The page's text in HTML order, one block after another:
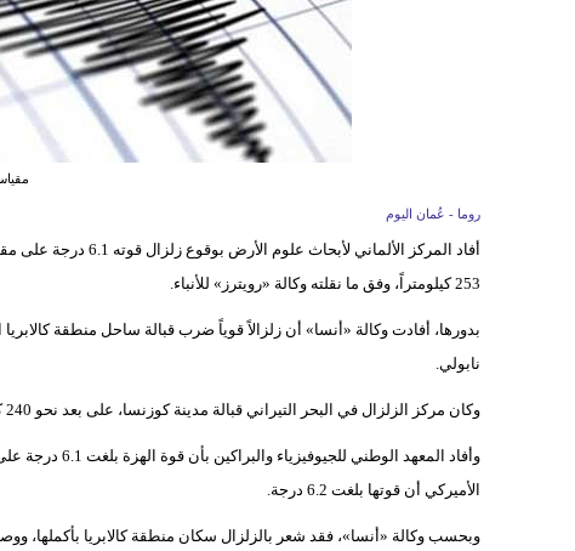
روما - عُمان اليوم
أفاد المركز
253 كيلومتراً، وفق ما نقلته وكالة «رويترز» للأنباء.
بدورها، أفادت وكالة «أنسا» أن زلزالاً قوياً ضرب قبالة ساحل منطقة
نابولي.
وكان مركز الزلزال في البحر التيراني قبالة مدينة كوزنسا، على بعد نحو 240 كيلومتراً جنوب شرق نابولي، وفق الوكالة الإيطالية.
الأميركي أن قوتها بلغت 6.2 درجة.
وبحسب وكالة «أنسا»، فقد شعر بالزلزال سكان منطقة كالابريا بأكملها،